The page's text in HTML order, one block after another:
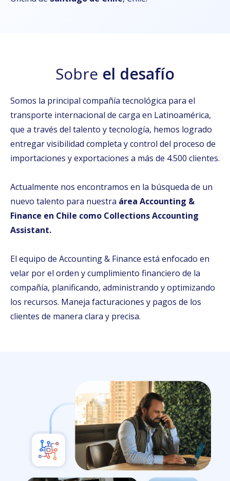
Sobre el desafío
Somos la principal compañía tecnológica para el
transporte internacional de carga en Latinoamérica,
que a través del talento y tecnología, hemos logrado
entregar visibilidad completa y control del proceso de
importaciones y exportaciones a más de 4.500 clientes.
Actualmente nos encontramos en la búsqueda de un
nuevo talento para nuestra área Accounting &
Finance en Chile como Collections Accounting
Assistant.
El equipo de Accounting & Finance está enfocado en
velar por el orden y cumplimiento financiero de la
compañía, planificando, administrando y optimizando
los recursos. Maneja facturaciones y pagos de los
clientes de manera clara y precisa.